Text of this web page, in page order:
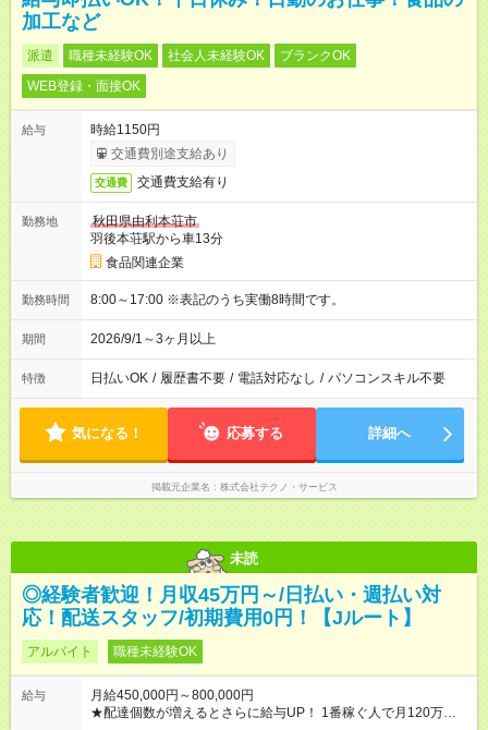
加工など
派遣 職種未経験OK 社会人未経験OK
ブランクOK
WEB登録・面接OK
給与
時給1150円
交通費別途支給あり
交通費 交通費支給有り
勤務地
秋田県由利本荘市
羽後本荘駅から車13分
食品関連企業
勤務時間 8:00～17:00 ※表記のうち実働8時間です。
期間 2026/9/1～3ヶ月以上
特徴 日払いOK / 履歴書不要 / 電話対応なし / パソコンスキル不要
気になる！ 応募する 詳細へ
掲載元企業名 株式会社テクノ・サービス
未読
◎経験者歓迎！月収45万円～/日払い・週払い対
応！配送スタッフ/初期費用0円！【Jルート】
アルバイト 職種未経験OK
給与
月給450,000円～800,000円
★配達個数が増えるとさらに給与UP！ 1番稼ぐ人で月120万ほ